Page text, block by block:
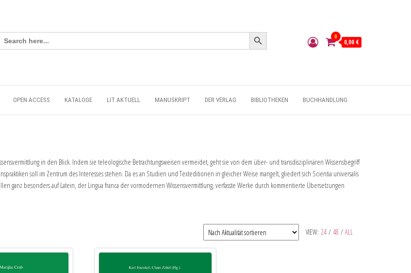
for:
Search Button
0
0,00 €
OPEN ACCESS KATALOGE LIT AKTUELL MANUSKRIPT DER VERLAG BIBLIOTHEKEN BUCHHANDLUNG
in den Blick. Indem sie teleologische Betrachtungsweisen vermeidet, geht sie von dem über- und transdisziplinären Wissensbegriff
soll im Zentrum des Interesses stehen. Da es an Studien und Texteditionen in gleicher Weise mangelt, gliedert sich Scientia universalis
besonders auf Latein, der Lingua franca der vormodernen Wissensvermittlung, verfasste Werke durch kommentierte Übersetzungen
VIEW: 24 / 48 / ALL